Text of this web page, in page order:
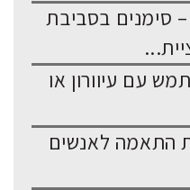
– סימנים בסביבת
עם עיוורון או
התאמה לאנשים